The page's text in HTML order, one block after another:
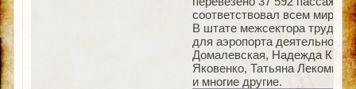
соответствовал всем
В штате межсектора
для аэропорта
Домалевская, Надежда
Яковенко, Татьяна
и многие другие.